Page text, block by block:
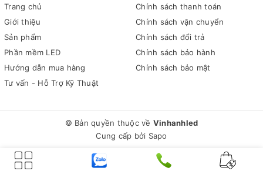
Trang chủ
Giới thiệu
Sản phẩm
Phần mềm LED
Hướng dẫn mua hàng
Tư vấn - Hỗ Trợ Kỹ Thuật
Chính sách thanh toán
Chính sách vận chuyển
Chính sách đổi trả
Chính sách bảo hành
Chính sách bảo mật
© Bản quyền thuộc về Vinhanhled
Cung cấp bởi Sapo